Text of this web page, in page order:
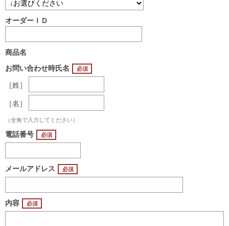
オーダーＩＤ
商品名
お問い合わせ時氏名
［姓］
［名］
（全角で入力してください）
電話番号
メールアドレス
内容